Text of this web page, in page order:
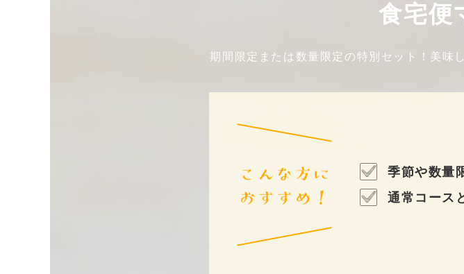
食宅便
期間限定または数量限定の特別セット！美味
季節や数量
通常コース